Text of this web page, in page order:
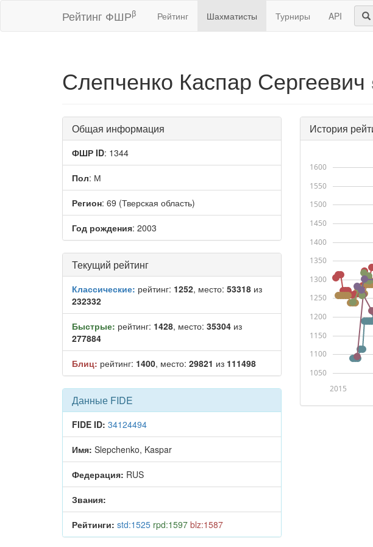
Рейтинг ФШРβ Рейтинг Шахматисты Турниры API
Слепченко Каспар Сергеевич
Общая информация
ФШР ID: 1344
Пол: М
Регион: 69 (Тверская область)
Год рождения: 2003
Текущий рейтинг
Классические: рейтинг: 1252, место: 53318 из
232332
Быстрые: рейтинг: 1428, место: 35304 из
277884
Блиц: рейтинг: 1400, место: 29821 из 111498
Данные FIDE
FIDE ID: 34124494
Имя: Slepchenko, Kaspar
Федерация: RUS
Звания:
Рейтинги: std:1525 rpd:1597 blz:1587
История
2015
1050
1100
1150
1200
1250
1300
1350
1400
1450
1500
1550
1600